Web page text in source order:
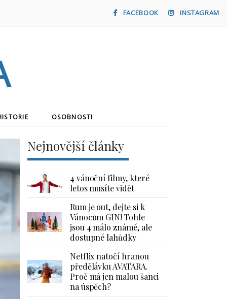
FACEBOOK INSTAGRAM
OSOBNOSTI
Nejnovější články
4 vánoční filmy, které
letos musíte vidět
Rum je out, dejte si k
Vánocům GIN! Tohle
jsou 4 málo známé, ale
dostupné lahůdky
Netflix natočí hranou
předělávku AVATARA.
Proč má jen malou šanci
na úspěch?